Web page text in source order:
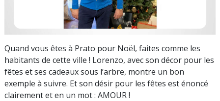
Quand vous êtes à Prato pour Noël, faites comme les
habitants de cette ville ! Lorenzo, avec son décor pour les
fêtes et ses cadeaux sous l’arbre, montre un bon
exemple à suivre. Et son désir pour les fêtes est énoncé
clairement et en un mot : AMOUR !